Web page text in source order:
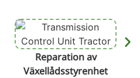
Reparation av
Växellådsstyrenhet